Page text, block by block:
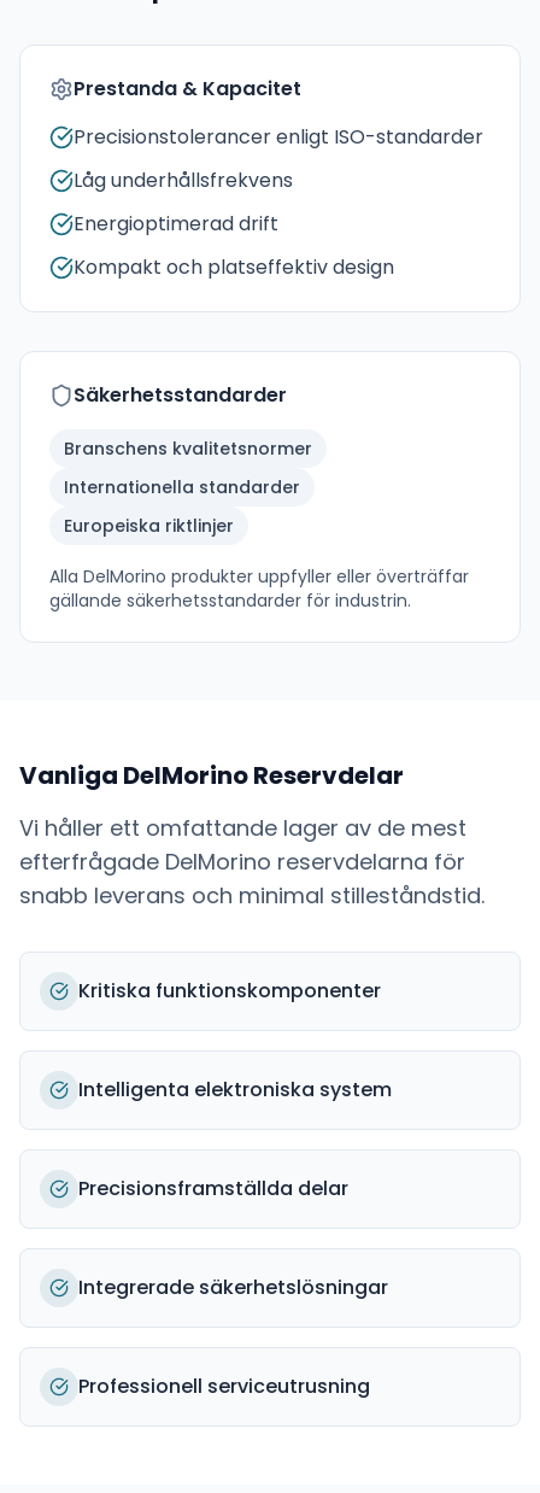
Prestanda & Kapacitet
Precisionstolerancer enligt ISO-standarder
Låg underhållsfrekvens
Energioptimerad drift
Kompakt och platseffektiv design
Säkerhetsstandarder
Branschens kvalitetsnormer
Internationella standarder
Europeiska riktlinjer
Alla DelMorino produkter uppfyller eller överträffar
gällande säkerhetsstandarder för industrin.
Vanliga DelMorinoReservdelar
Vi håller ett omfattande lager av de mest
efterfrågade DelMorino reservdelarna för
snabb leverans och minimal stilleståndstid.
Kritiska funktionskomponenter
Intelligenta elektroniska system
Precisionsframställda delar
Integrerade säkerhetslösningar
Professionell serviceutrusning